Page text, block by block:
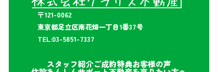
〒121-0062
東京都足立区南花畑一丁目1番37号
TEL:03-5851-7337
スタッフ紹介ご成約特典お客様の声